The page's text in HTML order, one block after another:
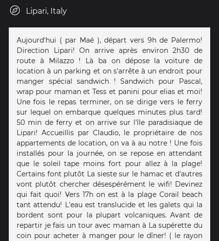
Lipari, Italy
Aujourd'hui ( par Maé ), départ vers 9h de Palermo!
Direction Lipari! On arrive après environ 2h30 de
route à Milazzo ! Là ba on dépose la voiture de
location à un parking et on s'arrête à un endroit pour
manger spécial sandwich ! Sandwich pour Pascal,
wrap pour maman et Tess et panini pour elias et moi!
Une fois le repas terminer, on se dirige vers le ferry
sur lequel on embarque quelques minutes plus tard!
50 min de ferry et on arrive sur l'île paradisiaque de
Lipari! Accueillis par Claudio, le propriétaire de nos
appartements de location, on va à au notre ! Une fois
installés pour la journée, on se repose en attendant
que le soleil tape moins fort pour allez à la plage!
Certains font plutôt La sieste sur le hamac et d'autres
vont plutôt chercher désespérément le wifi! Devinez
qui fait quoi! Vers 17h on est à la plage Corail beach
tant attendu! L'eau est translucide et les galets qui la
bordent sont pour la plupart volcaniques. Avant de
repartir je fais un tour avec maman à La supérette du
coin pour acheter à manger pour le dîner! ( le rayon